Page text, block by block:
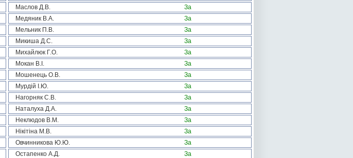
Маслов Д.В.
За
Медяник В.А.
За
Мельник П.В.
За
Микиша Д.С.
За
Михайлюк Г.О.
За
Мокан В.І.
За
Мошенець О.В.
За
Мурдій І.Ю.
За
Нагорняк С.В.
За
Наталуха Д.А.
За
Неклюдов В.М.
За
Нікітіна М.В.
За
Овчинникова Ю.Ю.
За
Остапенко А.Д.
За